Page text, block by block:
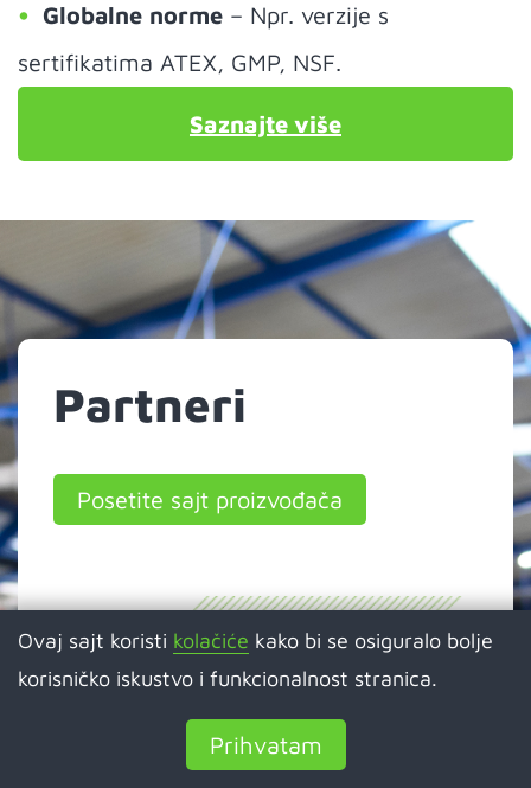
Globalne norme – Npr. verzije s
sertifikatima ATEX, GMP, NSF.
Saznajte više
Partneri
Posetite sajt proizvođača
Ovaj sajt koristi kolačiće kako bi se osiguralo bolje
korisničko iskustvo i funkcionalnost stranica.
Prihvatam